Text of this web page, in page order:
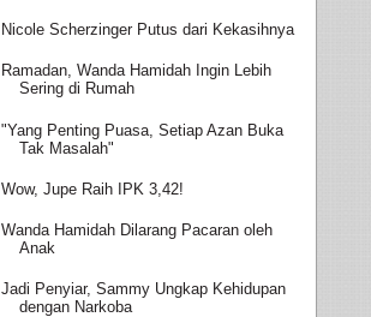
Nicole Scherzinger Putus dari Kekasihnya
Ramadan, Wanda Hamidah Ingin Lebih
Sering di Rumah
"Yang Penting Puasa, Setiap Azan Buka
Tak Masalah"
Wow, Jupe Raih IPK 3,42!
Wanda Hamidah Dilarang Pacaran oleh
Anak
Jadi Penyiar, Sammy Ungkap Kehidupan
dengan Narkoba